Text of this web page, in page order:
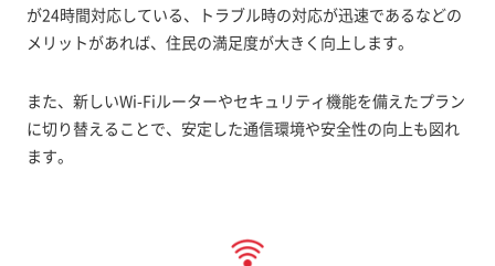
が24時間対応している、トラブル時の対応が迅速であるなどの
メリットがあれば、住民の満足度が大きく向上します。
また、新しいWi-Fiルーターやセキュリティ機能を備えたプラン
に切り替えることで、安定した通信環境や安全性の向上も図れ
ます。